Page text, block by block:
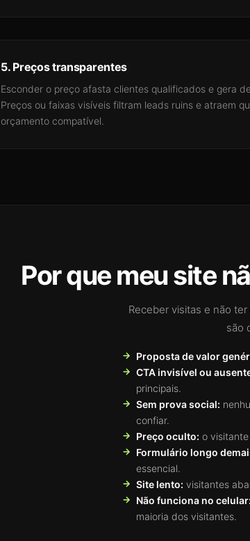
5. Preços transparentes
Esconder o preço afasta clientes qualificados e gera
Preços ou faixas visíveis filtram leads ruins e atraem
orçamento compatível.
Por que meu site
Receber visitas e não
são
Proposta de valor
CTA invisível ou
principais.
Sem prova social:
confiar.
Preço oculto: o
Formulário longo
essencial.
Site lento: visitantes
Não funciona no celular:
maioria dos visitantes.